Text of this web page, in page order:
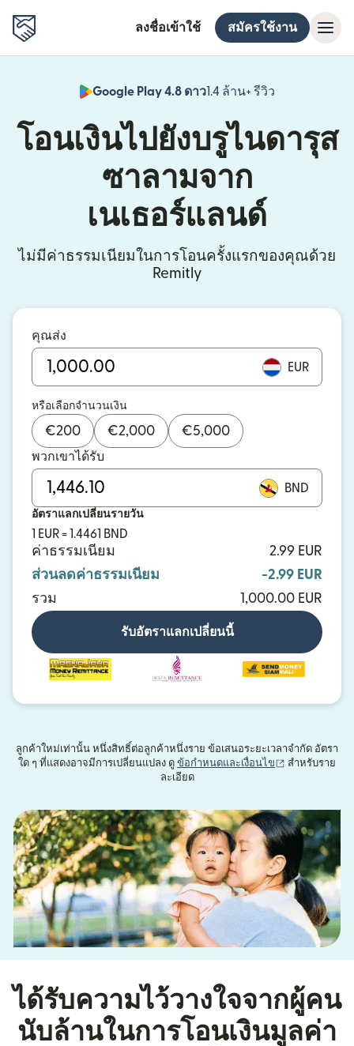
ลงชื่อเข้าใช้ สมัครใช้งาน
Google Play 4.8 ดาว1.4 ล้าน+ รีวิว
(เปิดในหน้าต่
โอนเงินไปยังบรูไนดารุส
ซาลามจาก
เนเธอร์แลนด์
ไม่มีค่าธรรมเนียมในการโอนครั้งแรกของคุณด้วย
Remitly
คุณส่ง
EUR
หรือเลือกจำนวนเงิน
€200 €2,000 €5,000
พวกเขาได้รับ
BND
อัตราแลกเปลี่ยนรายวัน
1 EUR = 1.4461 BND
ค่าธรรมเนียม
2.99 EUR
ส่วนลดค่าธรรมเนียม
-2.99 EUR
รวม
1,000.00 EUR
รับอัตราแลกเปลี่ยนนี้
ลูกค้าใหม่เท่านั้น หนึ่งสิทธิ์ต่อลูกค้าหนึ่งราย ข้อเสนอระยะเวลาจำกัด อัตรา
ใด ๆ ที่แสดงอาจมีการเปลี่ยนแปลง ดู ข้อกำหนดและเงื่อนไข (เปิดในหน้าต่า
สำหรับราย
ละเอียด
ได้รับความไว้วางใจจากผู้คน
นับล้านในการโอนเงินมูลค่า